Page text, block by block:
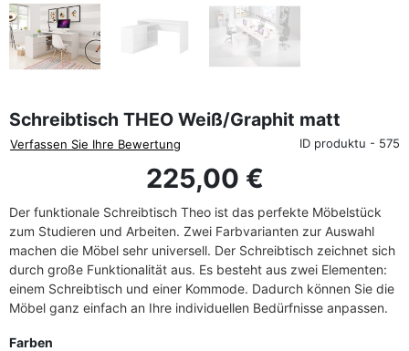
Schreibtisch THEO Weiß/Graphit matt
Verfassen Sie Ihre Bewertung ID produktu - 575
225,00 €
Der funktionale Schreibtisch Theo ist das perfekte Möbelstück
zum Studieren und Arbeiten. Zwei Farbvarianten zur Auswahl
machen die Möbel sehr universell. Der Schreibtisch zeichnet sich
durch große Funktionalität aus. Es besteht aus zwei Elementen:
einem Schreibtisch und einer Kommode. Dadurch können Sie die
Möbel ganz einfach an Ihre individuellen Bedürfnisse anpassen.
Farben